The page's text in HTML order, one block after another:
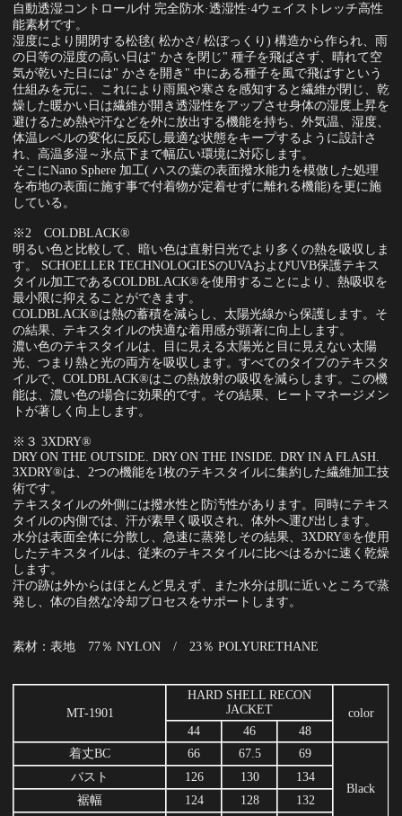
自動透湿コントロール付 完全防水·透湿性·4ウェイストレッチ高性
能素材です。
湿度により開閉する松毬( 松かさ/ 松ぼっくり) 構造から作られ、雨
の日等の湿度の高い日は" かさを閉じ" 種子を飛ばさず、晴れて空
気が乾いた日には" かさを開き" 中にある種子を風で飛ばすという
仕組みを元に、これにより雨風や寒さを感知すると繊維が閉じ、乾
燥した暖かい日は繊維が開き透湿性をアップさせ身体の湿度上昇を
避けるため熱や汗などを外に放出する機能を持ち、外気温、湿度、
体温レベルの変化に反応し最適な状態をキープするように設計さ
れ、高温多湿～氷点下まで幅広い環境に対応します。
そこにNano Sphere 加工( ハスの葉の表面撥水能力を模倣した処理
を布地の表面に施す事で付着物が定着せずに離れる機能)を更に施
している。
※2 COLDBLACK®
明るい色と比較して、暗い色は直射日光でより多くの熱を吸収しま
す。 SCHOELLER TECHNOLOGIESのUVAおよびUVB保護テキス
タイル加工であるCOLDBLACK®を使用することにより、熱吸収を
最小限に抑えることができます。
COLDBLACK®は熱の蓄積を減らし、太陽光線から保護します。そ
の結果、テキスタイルの快適な着用感が顕著に向上します。
濃い色のテキスタイルは、目に見える太陽光と目に見えない太陽
光、つまり熱と光の両方を吸収します。すべてのタイプのテキスタ
イルで、COLDBLACK®はこの熱放射の吸収を減らします。この機
能は、濃い色の場合に効果的です。その結果、ヒートマネージメン
トが著しく向上します。
※３ 3XDRY®
DRY ON THE OUTSIDE. DRY ON THE INSIDE. DRY IN A FLASH.
3XDRY®は、2つの機能を1枚のテキスタイルに集約した繊維加工技
術です。
テキスタイルの外側には撥水性と防汚性があります。同時にテキス
タイルの内側では、汗が素早く吸収され、体外へ運び出します。
水分は表面全体に分散し、急速に蒸発しその結果、3XDRY®を使用
したテキスタイルは、従来のテキスタイルに比べはるかに速く乾燥
します。
汗の跡は外からはほとんど見えず、また水分は肌に近いところで蒸
発し、体の自然な冷却プロセスをサポートします。
素材：表地 77％ NYLON / 23％ POLYURETHANE
MT-1901
HARD SHELL RECON
JACKET
color
44
46
48
着丈BC
66 67.5 69
Black
バスト 126 130
134
裾幅
124 128 132